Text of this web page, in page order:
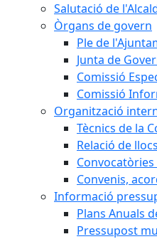
Salutació de
Òrgans de govern
Ple de
Junta de
Comissió
Comissió
Organització
Tècnics de la
Relació de
Convenis,
Informació
Plans Anuals
Pressupost